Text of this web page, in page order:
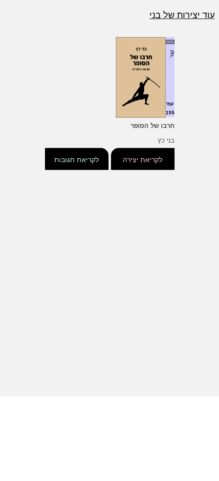
עוד יצירות של בני
קצר
עמ'
155
חרבו של הסופר
בני כץ
לקריאת תגובות לקריאת יצירה